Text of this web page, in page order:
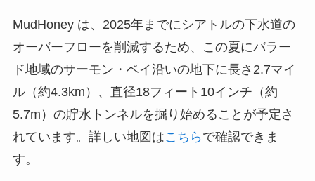
MudHoney は、2025年までにシアトルの下水道の
オーバーフローを削減するため、この夏にバラー
ド地域のサーモン・ベイ沿いの地下に長さ2.7マイ
ル（約4.3km）、直径18フィート10インチ（約
5.7m）の貯水トンネルを掘り始めることが予定さ
れています。詳しい地図はこちら で確認できま
す。